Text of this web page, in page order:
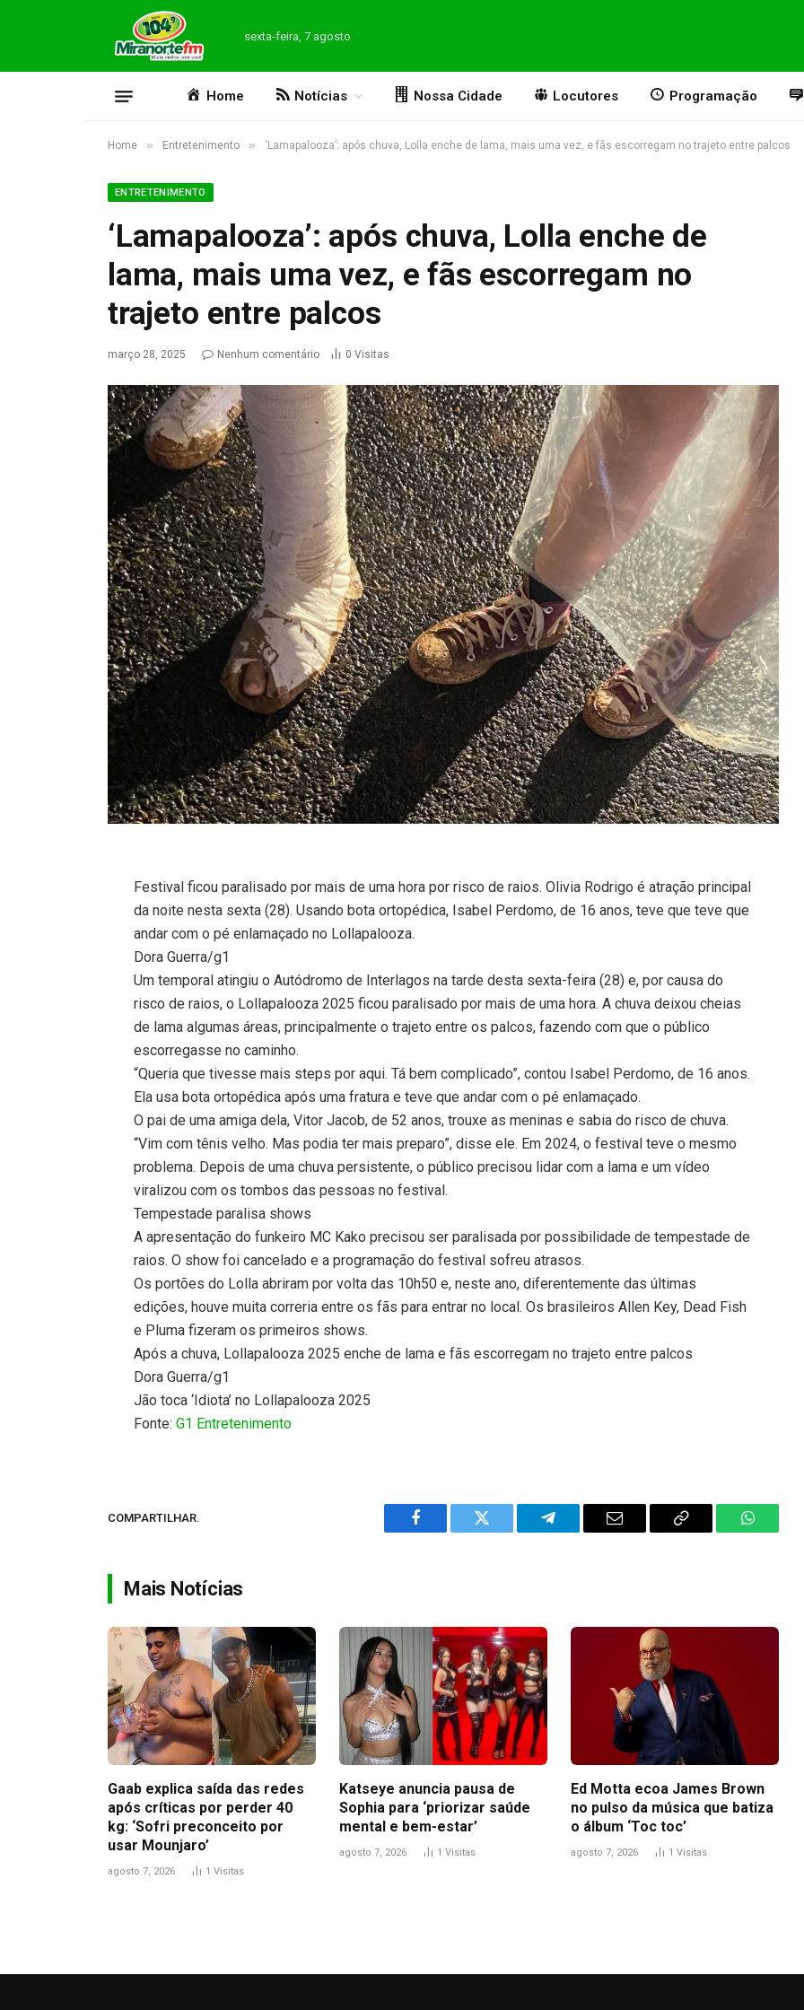
sexta-feira, 7 agosto
Home Notícias Nossa Cidade Locutores Programação
Home » Entretenimento » ‘Lamapalooza’: após chuva, Lolla enche de lama, mais uma vez, e fãs escorregam no trajeto entre palcos
ENTRETENIMENTO
‘Lamapalooza’: após chuva, Lolla enche de
lama, mais uma vez, e fãs escorregam no
trajeto entre palcos
março 28, 2025 Nenhum comentário 0 Visitas
Festival ficou paralisado por mais de uma hora por risco de raios. Olivia Rodrigo é atração principal
da noite nesta sexta (28). Usando bota ortopédica, Isabel Perdomo, de 16 anos, teve que teve que
andar com o pé enlamaçado no Lollapalooza.
Dora Guerra/g1
Um temporal atingiu o Autódromo de Interlagos na tarde desta sexta-feira (28) e, por causa do
risco de raios, o Lollapalooza 2025 ficou paralisado por mais de uma hora. A chuva deixou cheias
de lama algumas áreas, principalmente o trajeto entre os palcos, fazendo com que o público
escorregasse no caminho.
“Queria que tivesse mais steps por aqui. Tá bem complicado”, contou Isabel Perdomo, de 16 anos.
Ela usa bota ortopédica após uma fratura e teve que andar com o pé enlamaçado.
O pai de uma amiga dela, Vitor Jacob, de 52 anos, trouxe as meninas e sabia do risco de chuva.
“Vim com tênis velho. Mas podia ter mais preparo”, disse ele. Em 2024, o festival teve o mesmo
problema. Depois de uma chuva persistente, o público precisou lidar com a lama e um vídeo
viralizou com os tombos das pessoas no festival.
Tempestade paralisa shows
A apresentação do funkeiro MC Kako precisou ser paralisada por possibilidade de tempestade de
raios. O show foi cancelado e a programação do festival sofreu atrasos.
Os portões do Lolla abriram por volta das 10h50 e, neste ano, diferentemente das últimas
edições, houve muita correria entre os fãs para entrar no local. Os brasileiros Allen Key, Dead Fish
e Pluma fizeram os primeiros shows.
Após a chuva, Lollapalooza 2025 enche de lama e fãs escorregam no trajeto entre palcos
Dora Guerra/g1
Jão toca ‘Idiota’ no Lollapalooza 2025
Fonte:G1 Entretenimento
COMPARTILHAR.
Facebook Twitter Telegram Email
Copy
Mais Notícias
Gaab explica saída das redes
após críticas por perder 40
kg: ‘Sofri preconceito por
usar Mounjaro’
agosto 7, 2026 1 Visitas
Katseye anuncia pausa de
Sophia para ‘priorizar saúde
mental e bem-estar’
agosto 7, 2026 1 Visitas
Ed Motta ecoa James Brown
no pulso da música que batiza
o álbum ‘Toc toc’
agosto 7, 2026 1 Visitas